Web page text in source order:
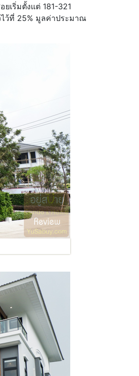
เริ่มตั้งแต่ 181-321
ไว้ที่ 25% มูลค่าประมาณ